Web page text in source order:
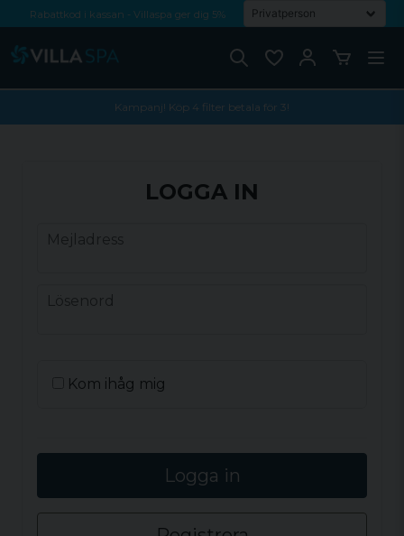
Rabattkod i kassan - Villaspa ger dig 5%
Kampanj! Köp 4 filter betala för 3!
LOGGA IN
Mejladress
Mejladress
Lösenord
Lösenord
Kom ihåg mig
Logga in